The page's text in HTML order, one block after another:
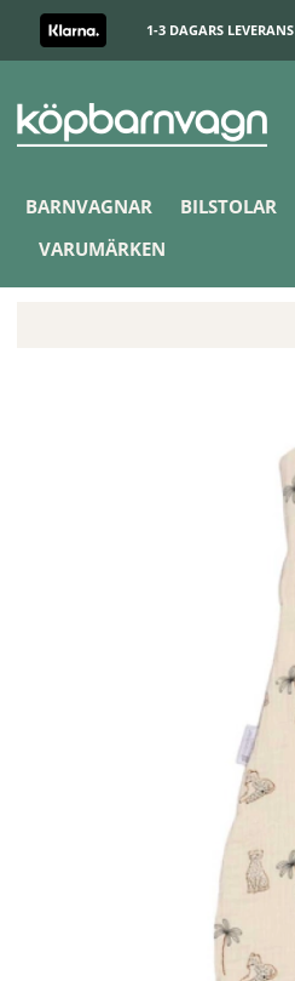
1-3 DAGARS LEVERANS
BARNVAGNAR BILSTOLAR
VARUMÄRKEN